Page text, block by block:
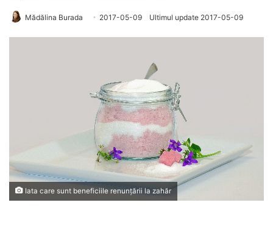
Mădălina Burada 2017-05-09 Ultimul update 2017-05-09
Iata care sunt beneficiile renunțării la zahăr